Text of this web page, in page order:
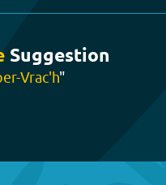
Suggestion
Vrac'h"